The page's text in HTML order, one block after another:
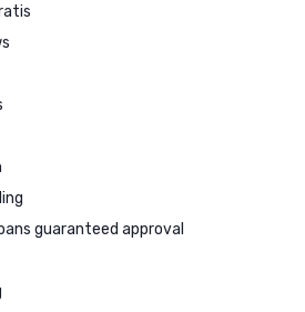
guaranteed approval